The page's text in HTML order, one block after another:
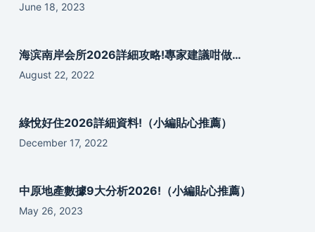
June 18, 2023
海滨南岸会所2026詳細攻略!專家建議咁做…
August 22, 2022
綠悅好住2026詳細資料!（小編貼心推薦）
December 17, 2022
中原地產數據9大分析2026!（小編貼心推薦）
May 26, 2023